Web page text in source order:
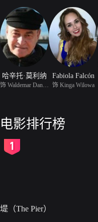
哈辛托·莫利纳 Fabiola Falcón
饰 Kinga Wilowa
电影排行榜
堤（The Pier）